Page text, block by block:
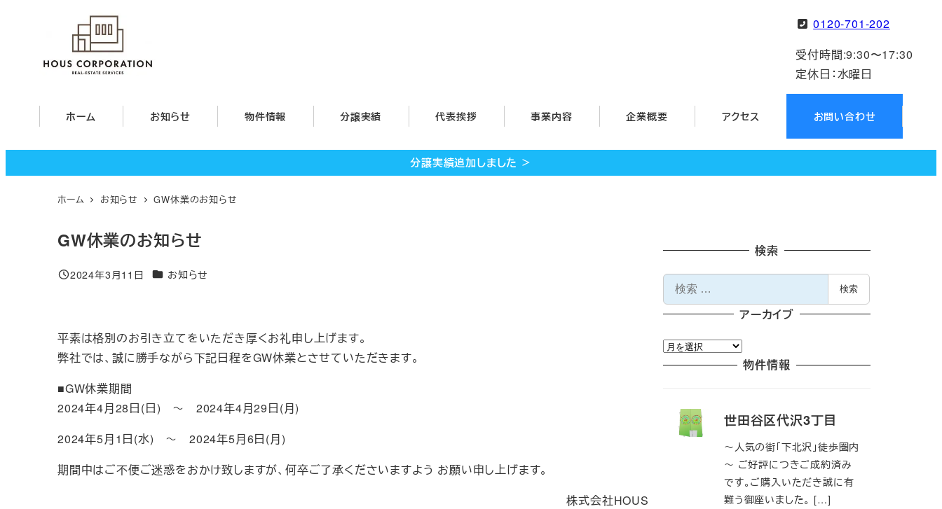
ツ
0120-701-202
受付時間:9:30〜17:30
定休日：水曜日
ホーム お知らせ 物件情報 分譲実績 代表挨拶 事業内容 企業概要 アクセス お問い合わせ
分譲実績追加しました ＞
ホーム お知らせ GW休業のお知らせ
GW休業のお知らせ
投稿日
2024年3月11日 カテゴリー
お知らせ
平素は格別のお引き立てをいただき厚くお礼申し上げます。
弊社では、誠に勝手ながら下記日程をGW休業とさせていただきます。
■GW休業期間
2024年4月28日(日) ～ 2024年4月29日(月)
2024年5月1日(水) ～ 2024年5月6日(月)
期間中はご不便ご迷惑をおかけ致しますが、何卒ご了承くださいますよう お願い申し上げます。
株式会社HOUS
検索
検
索
検索
アーカイブ
ア
ー
物件情報
世田谷区代沢3丁目
～人気の街「下北沢」徒歩圏内
～ ご好評につきご成約済み
です。ご購入いただき誠に有
難う御座いました。 […]